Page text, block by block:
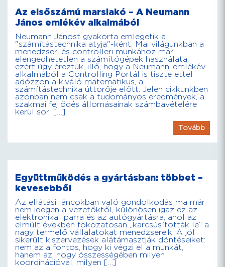
Az elsőszámú marslakó – A Neumann
János emlékév alkalmából
Neumann Jánost gyakorta emlegetik a
"számítástechnika atyja"-ként. Mai világunkban a
menedzseri és controlleri munkához már
elengedhetetlen a számítógépek használata,
ezért úgy éreztük, illő, hogy a Neumann-emlékév
alkalmából a Controlling Portál is tisztelettel
adózzon a kiváló matematikus, a
számítástechnika úttörője előtt. Jelen cikkünkben
azonban nem csak a tudományos eredmények, a
szakmai fejlődés állomásainak számbavételére
kerül sor, […]
Tovább
Együttműködés a gyártásban: többet –
kevesebből
Az ellátási láncokban való gondolkodás ma már
nem idegen a vezetőktől, különösen igaz ez az
elektronikai iparra és az autógyártásra, ahol az
elmúlt években fokozatosan „karcsúsították le” a
nagy termelő vállalatokat menedzsereik. A jól
sikerült kiszervezések alátámasztják döntéseiket:
nem az a fontos, hogy ki végzi el a munkát,
hanem az, hogy összességében milyen
koordinációval, milyen […]